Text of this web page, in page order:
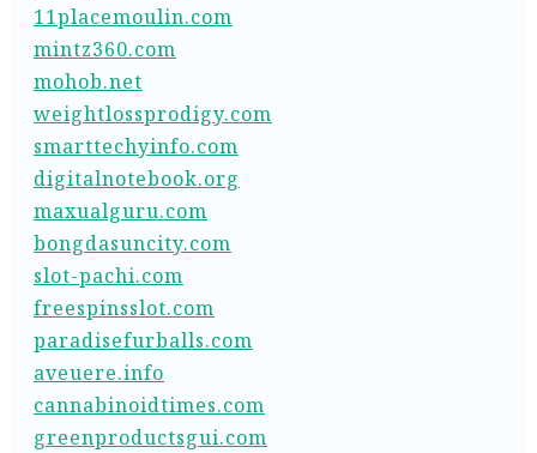
11placemoulin.com
mintz360.com
mohob.net
weightlossprodigy.com
smarttechyinfo.com
digitalnotebook.org
maxualguru.com
bongdasuncity.com
slot-pachi.com
freespinsslot.com
paradisefurballs.com
aveuere.info
cannabinoidtimes.com
greenproductsgui.com